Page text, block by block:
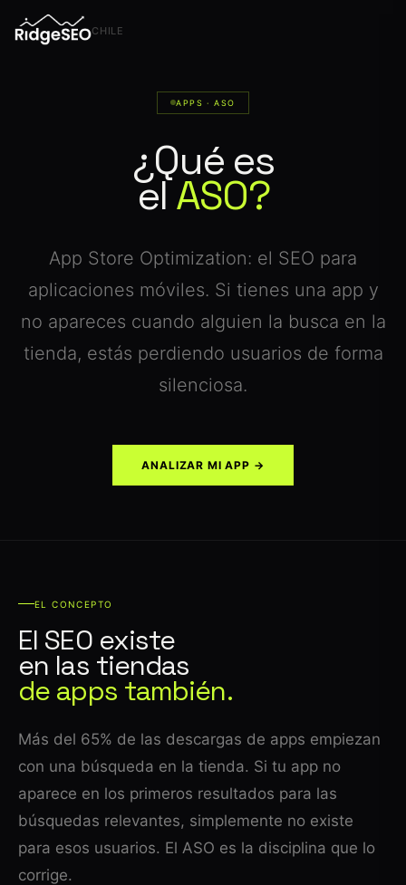
CHILE
APPS · ASO
¿Qué es
elASO?
App Store Optimization: el SEO para
aplicaciones móviles. Si tienes una app y
no apareces cuando alguien la busca en la
tienda, estás perdiendo usuarios de forma
silenciosa.
ANALIZAR MI APP →
EL CONCEPTO
El SEO existe
en las tiendas
de apps también.
Más del 65% de las descargas de apps empiezan
con una búsqueda en la tienda. Si tu app no
aparece en los primeros resultados para las
búsquedas relevantes, simplemente no existe
para esos usuarios. El ASO es la disciplina que lo
corrige.